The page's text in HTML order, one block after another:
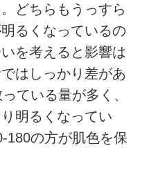
どちらもうっすら
るくなっているの
を考えると影響は
はしっかり差があ
ている量が多く、
明るくなってい
180の方が肌色を保